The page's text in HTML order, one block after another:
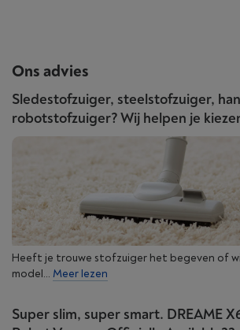
Ons advies
Sledestofzuiger, steelstofzuiger,
robotstofzuiger? Wij helpen je
Heeft je trouwe stofzuiger het begeven of
model... Meer lezen
Super slim, super smart. DREAME